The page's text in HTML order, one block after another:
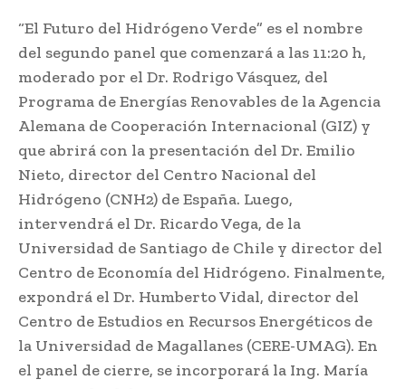
“El Futuro del Hidrógeno Verde” es el nombre
del segundo panel que comenzará a las 11:20 h,
moderado por el Dr. Rodrigo Vásquez, del
Programa de Energías Renovables de la Agencia
Alemana de Cooperación Internacional (GIZ) y
que abrirá con la presentación del Dr. Emilio
Nieto, director del Centro Nacional del
Hidrógeno (CNH2) de España. Luego,
intervendrá el Dr. Ricardo Vega, de la
Universidad de Santiago de Chile y director del
Centro de Economía del Hidrógeno. Finalmente,
expondrá el Dr. Humberto Vidal, director del
Centro de Estudios en Recursos Energéticos de
la Universidad de Magallanes (CERE-UMAG). En
el panel de cierre, se incorporará la Ing. María